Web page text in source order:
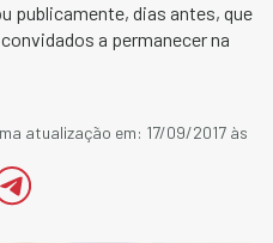
publicamente, dias antes, que
a permanecer na
atualização em: 17/09/2017 às